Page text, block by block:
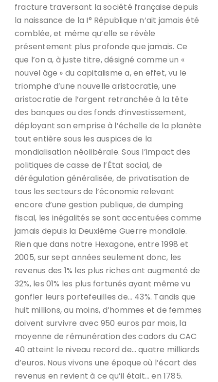
fracture traversant la société française depuis
la naissance de la I° République n’ait jamais été
comblée, et même qu’elle se révèle
présentement plus profonde que jamais. Ce
que l’on a, à juste titre, désigné comme un «
nouvel âge » du capitalisme a, en effet, vu le
triomphe d’une nouvelle aristocratie, une
aristocratie de l’argent retranchée à la tête
des banques ou des fonds d’investissement,
déployant son emprise à l’échelle de la planète
tout entière sous les auspices de la
mondialisation néolibérale. Sous l’impact des
politiques de casse de l’État social, de
dérégulation généralisée, de privatisation de
tous les secteurs de l’économie relevant
encore d’une gestion publique, de dumping
fiscal, les inégalités se sont accentuées comme
jamais depuis la Deuxième Guerre mondiale.
Rien que dans notre Hexagone, entre 1998 et
2005, sur sept années seulement donc, les
revenus des 1% les plus riches ont augmenté de
32%, les 01% les plus fortunés ayant même vu
gonfler leurs portefeuilles de… 43%. Tandis que
huit millions, au moins, d’hommes et de femmes
doivent survivre avec 950 euros par mois, la
moyenne de rémunération des cadors du CAC
40 atteint le niveau record de… quatre milliards
d’euros. Nous vivons une époque où l’écart des
revenus en revient à ce qu’il était… en 1785.